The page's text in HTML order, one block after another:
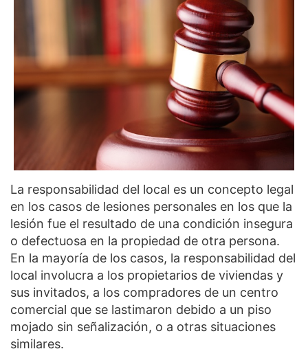
La responsabilidad del local es un concepto legal
en los casos de lesiones personales en los que la
lesión fue el resultado de una condición insegura
o defectuosa en la propiedad de otra persona.
En la mayoría de los casos, la responsabilidad del
local involucra a los propietarios de viviendas y
sus invitados, a los compradores de un centro
comercial que se lastimaron debido a un piso
mojado sin señalización, o a otras situaciones
similares.